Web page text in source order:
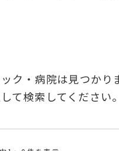
ク・病院は見つかり
て検索してください。